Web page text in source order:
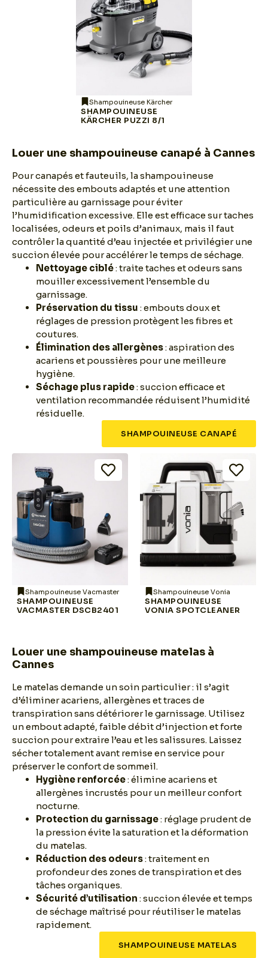
Shampouineuse Kärcher
SHAMPOUINEUSE
KÄRCHER PUZZI 8/1
Louer une shampouineuse canapé à Cannes
Pour canapés et fauteuils, la shampouineuse
nécessite des embouts adaptés et une attention
particulière au garnissage pour éviter
l’humidification excessive. Elle est efficace sur taches
localisées, odeurs et poils d’animaux, mais il faut
contrôler la quantité d’eau injectée et privilégier une
succion élevée pour accélérer le temps de séchage.
Nettoyage ciblé: traite taches et odeurs sans
mouiller excessivement l’ensemble du
garnissage.
Préservation du tissu : embouts doux et
réglages de pression protègent les fibres et
coutures.
Élimination des allergènes: aspiration des
acariens et poussières pour une meilleure
hygiène.
Séchage plus rapide: succion efficace et
ventilation recommandée réduisent l’humidité
résiduelle.
SHAMPOUINEUSE CANAPÉ
Shampouineuse Vacmaster
SHAMPOUINEUSE
VACMASTER DSCB2401
Shampouineuse Vonia
SHAMPOUINEUSE
VONIA SPOTCLEANER
Louer une shampouineuse matelas à
Cannes
Le matelas demande un soin particulier : il s’agit
d’éliminer acariens, allergènes et traces de
transpiration sans détériorer le garnissage. Utilisez
un embout adapté, faible débit d’injection et forte
succion pour extraire l’eau et les salissures. Laissez
sécher totalement avant remise en service pour
préserver le confort de sommeil.
Hygiène renforcée: élimine acariens et
allergènes incrustés pour un meilleur confort
nocturne.
Protection du garnissage: réglage prudent de
la pression évite la saturation et la déformation
du matelas.
Réduction des odeurs: traitement en
profondeur des zones de transpiration et des
tâches organiques.
Sécurité d’utilisation : succion élevée et temps
de séchage maîtrisé pour réutiliser le matelas
rapidement.
SHAMPOUINEUSE MATELAS